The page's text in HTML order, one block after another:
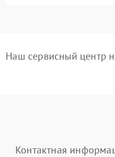
Наш сервисный центр
Контактная